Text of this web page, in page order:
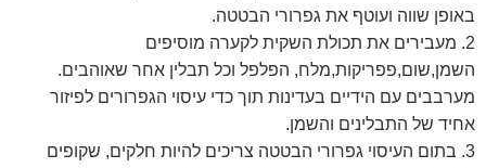
באופן שווה ועוטף את גפרורי הבטטה.
2. מעבירים את תכולת השקית לקערה מוסיפים
השמן,שום,פפריקות,מלח, הפלפל וכל תבלין אחר שאוהבים.
מערבבים עם הידיים בעדינות תוך כדי עיסוי הגפרורים לפיזור
אחיד של התבלינים והשמן.
3. בתום העיסוי גפרורי הבטטה צריכים להיות חלקים, שקופים